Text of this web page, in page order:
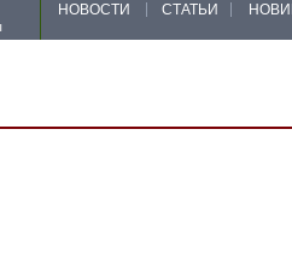
НОВОСТИ СТАТЬИ